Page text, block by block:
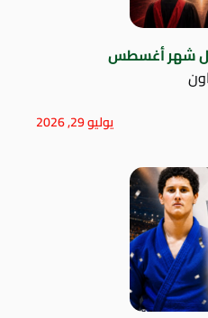
شهر أغسطس
يوليو 29, 2026